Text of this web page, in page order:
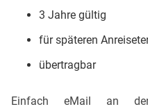
3 Jahre gültig
für späteren
übertragbar
Einfach eMail an den